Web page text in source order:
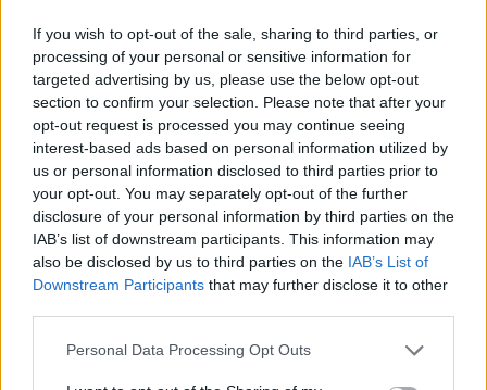
If you wish to opt-out of the sale, sharing to third parties, or
processing of your personal or sensitive information for
targeted advertising by us, please use the below opt-out
section to confirm your selection. Please note that after your
opt-out request is processed you may continue seeing
interest-based ads based on personal information utilized by
us or personal information disclosed to third parties prior to
your opt-out. You may separately opt-out of the further
disclosure of your personal information by third parties on the
IAB’s list of downstream participants. This information may
also be disclosed by us to third parties on the IAB’s List of
Downstream Participants that may further disclose it to other
Personal Data Processing Opt Outs
Mode muss Spaß machen – und lange für Freude sorgen.